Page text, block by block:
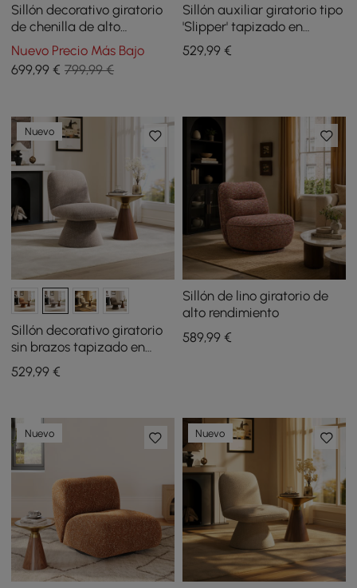
Sillón decorativo giratorio
de chenilla de alto
rendimiento con
reposabrazos ajustable
Nuevo Precio Más Bajo
699,99 € 799,99 €
Sillón auxiliar giratorio tipo
'Slipper' tapizado en
bouclé de alto rendimiento
de 45,72 cm
529,99€
Nuevo
Sillón decorativo giratorio
sin brazos tapizado en
bouclé de alto rendimiento
de 18 pulgadas
529,99 €
Sillón de lino giratorio de
alto rendimiento
589,99€
Nuevo Nuevo